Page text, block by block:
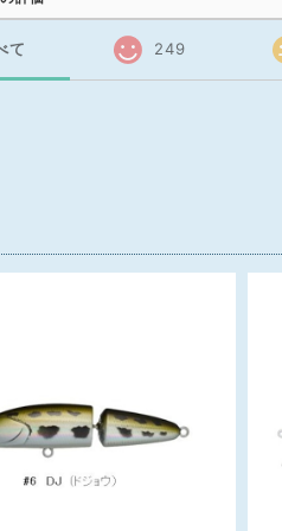
て 249